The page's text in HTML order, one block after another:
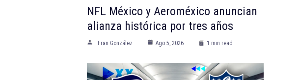
NFL México y Aeroméxico anuncian
alianza histórica por tres años
Fran González Ago 5, 2026 1 min read